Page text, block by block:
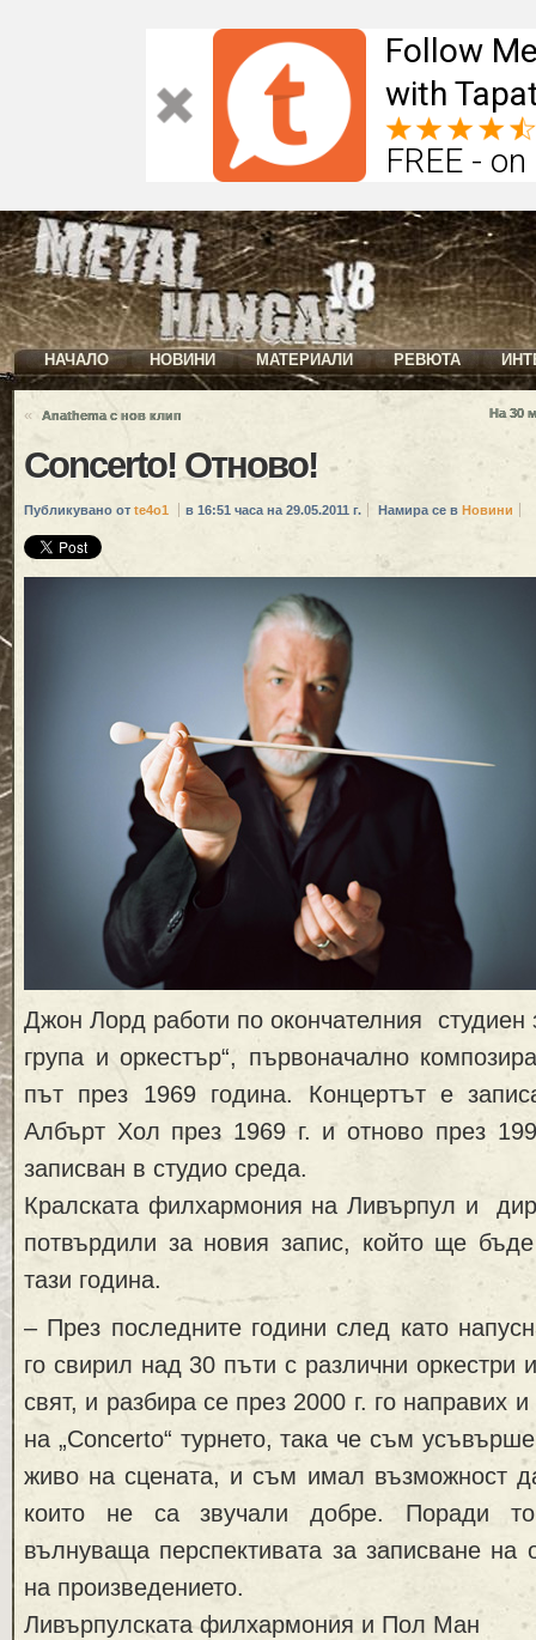
Follow
with
FREE -
НАЧАЛО НОВИНИ МАТЕРИАЛИ РЕВЮТА
« Anathema с нов клип На 30
Concerto! Отново!
Публикувано от te4o1 в 16:51 часа на 29.05.2011 г. Намира се в Новини
Джон Лорд работи по окончателния студиен
група и оркестър“, първоначално
път през 1969 година. Концертът е
Албърт Хол през 1969 г. и отново през
записван в студио среда.
Кралската филхармония на Ливърпул и
потвърдили за новия запис, който ще
тази година.
– През последните години след като
го свирил над 30 пъти с различни оркестри
свят, и разбира се през 2000 г. го направих
на „Concerto“ турнето, така че съм
живо на сцената, и съм имал възможност
които не са звучали добре. Поради
вълнуваща перспективата за записване на
на произведението.
Ливърпулската филхармония и Пол Ман